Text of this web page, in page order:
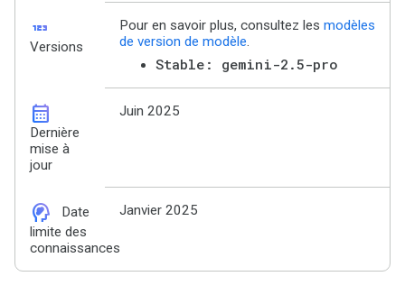
123
Versions
Pour en savoir plus, consultez les modèles
de version de modèle.
Stable: gemini-2.5-pro
calendar_month
Dernière
mise à
jour
Juin 2025
cognition_2
Date
limite des
connaissances
Janvier 2025